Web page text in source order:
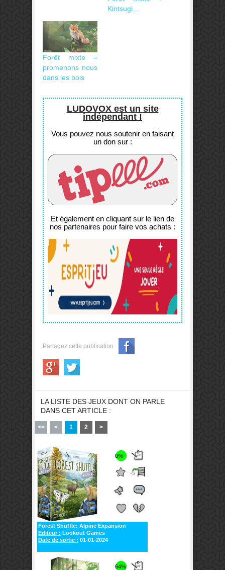
Kintsugi…
Forêt mixte –
promenons nous
dans les bois
LUDOVOX est un site
indépendant !
Vous pouvez nous soutenir en faisant
un don sur :
Et également en cliquant sur le lien de
nos partenaires pour faire vos achats :
Partagez cette publication
LA LISTE DES JEUX DONT ON PARLE
DANS CET ARTICLE :
<< < 1 2 >
0%
Forest Shuffle: Alpine Expansion
Editeur : Lookout Games
Date de sortie : 01-01-2024
64%